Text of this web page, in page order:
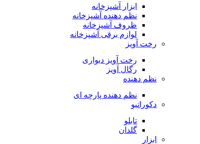
ابزار آشپزخانه
نظم دهنده آشپزخانه
ظروف آشپزخانه
لوازم برقی آشپزخانه
رخت آویز
رخت آویز دیواری
رگال آویز
نظم دهنده
نظم دهنده پارچه ای
دکوراتیو
تابلو
گلدان
ابزار